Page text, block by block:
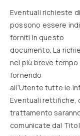
Eventuali richieste
possono essere
forniti in questo
documento. La
nel più breve
fornendo
all’Utente tutte le
Eventuali rettifiche,
trattamento
comunicate dal